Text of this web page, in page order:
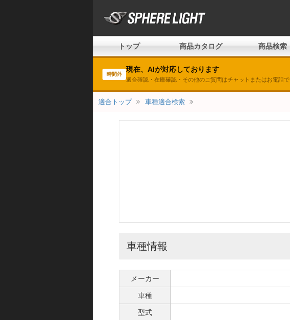
トップ 商品カタログ 商品検索
時間外
現在、AIが対応しております
適合確認・在庫確認・その他のご質問はチャットまたはお電話で
適合トップ 車種適合検索
車種情報
メーカー
車種
型式